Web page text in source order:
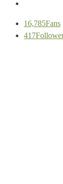
16,785Fans
417